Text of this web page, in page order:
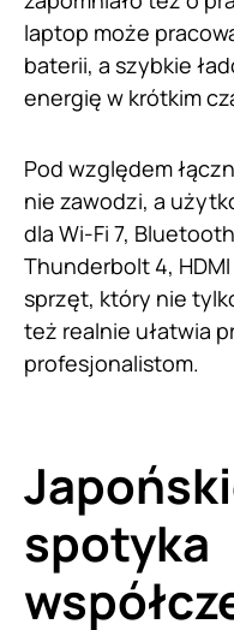
laptop może
baterii, a szybkie
energię w krótkim
Pod względem
nie zawodzi, a
dla Wi-Fi 7,
Thunderbolt 4,
sprzęt, który nie
też realnie ułatwia
profesjonalistom.
spotyka